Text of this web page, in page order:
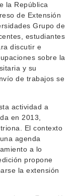
la República
de Extensión
Grupo de
estudiantes
discutir e
sobre la
y su
de trabajos se
actividad a
en 2013,
El contexto
agenda
a lo
propone
la extensión